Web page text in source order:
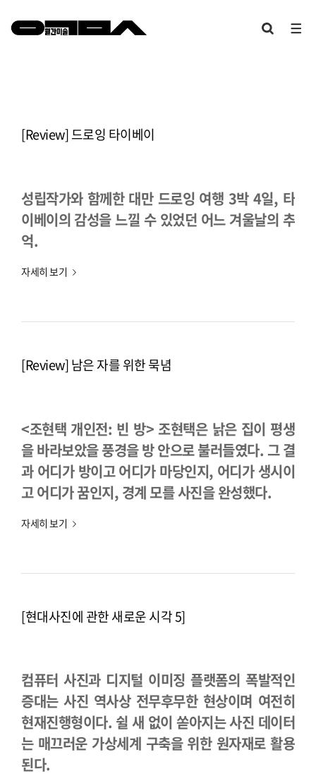
[Review] 드로잉 타이베이
성립작가와 함께한 대만 드로잉 여행 3박 4일, 타
이베이의 감성을 느낄 수 있었던 어느 겨울날의 추
억.
자세히 보기
[Review] 남은 자를 위한 묵념
<조현택 개인전: 빈 방> 조현택은 낡은 집이 평생
을 바라보았을 풍경을 방 안으로 불러들였다. 그 결
과 어디가 방이고 어디가 마당인지, 어디가 생시이
고 어디가 꿈인지, 경계 모를 사진을 완성했다.
자세히 보기
[현대사진에 관한 새로운 시각 5]
컴퓨터 사진과 디지털 이미징 플랫폼의 폭발적인
증대는 사진 역사상 전무후무한 현상이며 여전히
현재진행형이다. 쉴 새 없이 쏟아지는 사진 데이터
는 매끄러운 가상세계 구축을 위한 원자재로 활용
된다.